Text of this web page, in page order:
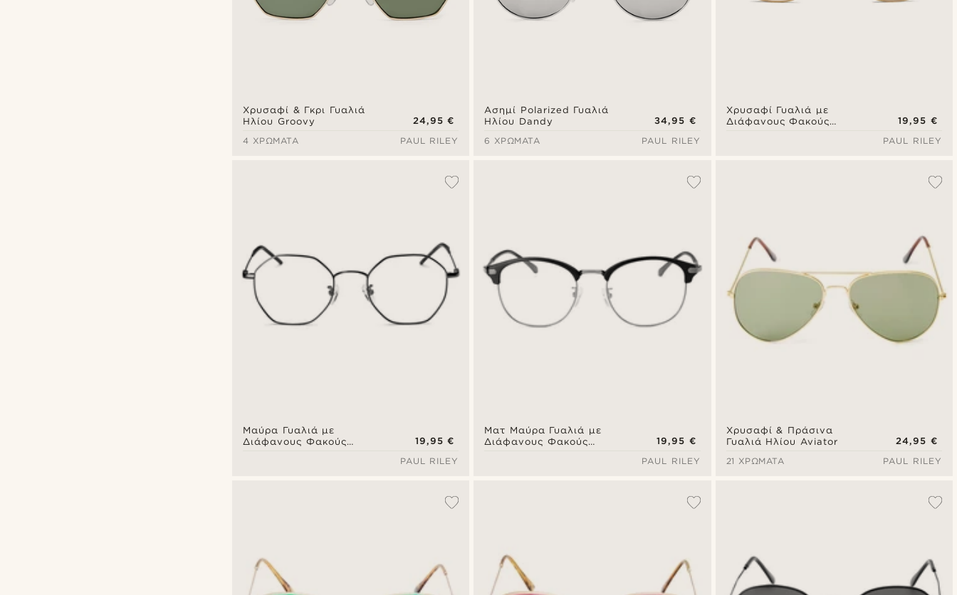
Χρυσαφί & Γκρι Γυαλιά
Ηλίου Groovy
24,95 €
4 ΧΡΏΜΑΤΑ
PAUL RILEY
Ασημί Polarized Γυαλιά
Ηλίου Dandy
34,95 €
6 ΧΡΏΜΑΤΑ
PAUL RILEY
Χρυσαφί Γυαλιά με
Διάφανους Φακούς
19,95 €
PAUL RILEY
Μαύρα Γυαλιά με
Διάφανους Φακούς
19,95 €
PAUL RILEY
Ματ Μαύρα Γυαλιά με
Διάφανους Φακούς
19,95 €
PAUL RILEY
Χρυσαφί & Πράσινα
Γυαλιά Ηλίου Aviator
24,95 €
21 ΧΡΏΜΑΤΑ
PAUL RILEY